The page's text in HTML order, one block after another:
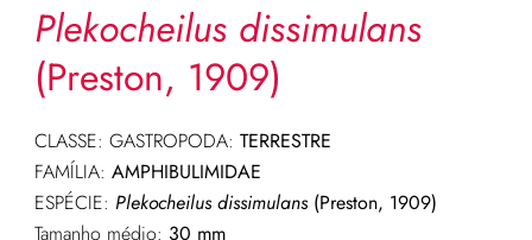
Plekocheilus dissimulans
(Preston, 1909)
CLASSE: GASTROPODA: TERRESTRE
FAMÍLIA: AMPHIBULIMIDAE
ESPÉCIE: Plekocheilus dissimulans(Preston, 1909)
Tamanho médio: 30 mm